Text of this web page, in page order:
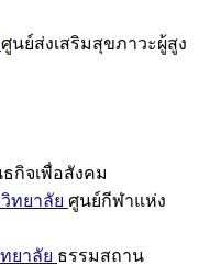
ศูนย์ส่งเสริมสุขภาวะผู้สูง
กิจเพื่อสังคม
ทยาลัย ศูนย์กีฬาแห่ง
ยาลัย ธรรมสถาน